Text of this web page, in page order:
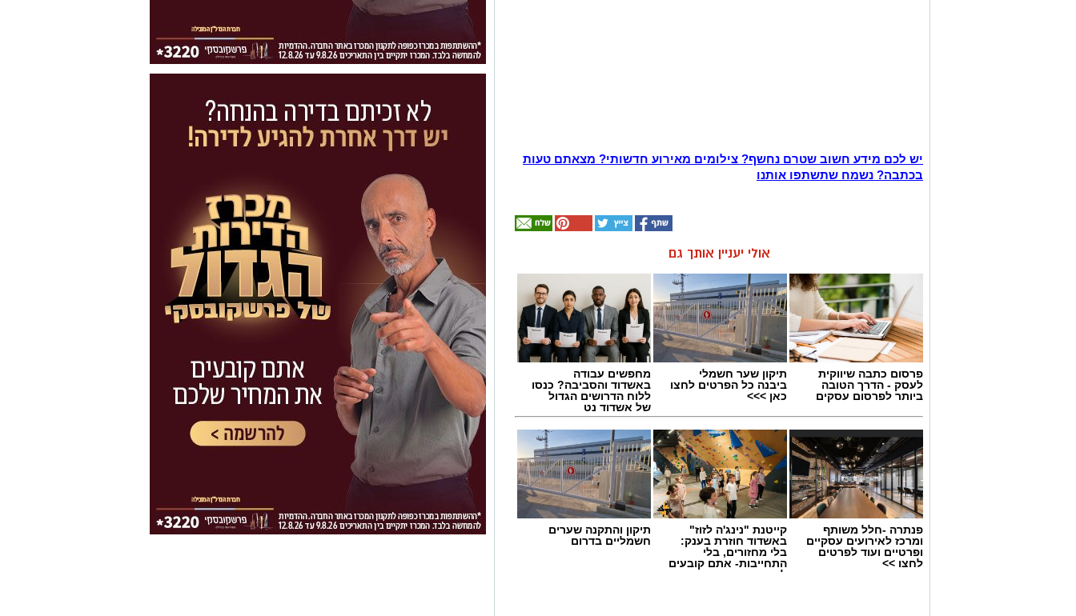
יש לכם מידע חשוב שטרם נחשף? צילומים מאירוע חדשותי? מצאתם טעות
בכתבה? נשמח שתשתפו אותנו
אולי יעניין אותך גם
פרסום כתבה שיווקית
לעסק - הדרך הטובה
ביותר לפרסום עסקים
תיקון שער חשמלי
ביבנה כל הפרטים לחצו
כאן >>>
מחפשים עבודה
באשדוד והסביבה? כנסו
ללוח הדרושים הגדול
של אשדוד נט
פנתרה -חלל משותף
ומרכז לאירועים עסקיים
ופרטיים ועוד לפרטים
לחצו >>
קייטנת "נינג'ה לזוז"
באשדוד חוזרת בענק:
בלי מחזורים, בלי
התחייבות- אתם קובעים
לכמה ואיזה ימים
תיקון והתקנה שערים
חשמליים בדרום